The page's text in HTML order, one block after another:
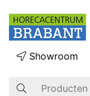
Zoek op
Showroom